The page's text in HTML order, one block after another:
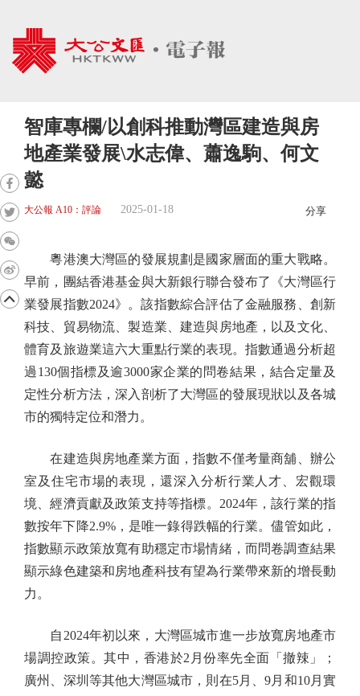
智庫專欄/以創科推動灣區建造與房
地產業發展\水志偉、蕭逸駒、何文
懿
大公報 A10：評論 2025-01-18 分享
粵港澳大灣區的發展規劃是國家層面的重大戰略。
早前，團結香港基金與大新銀行聯合發布了《大灣區行
業發展指數2024》。該指數綜合評估了金融服務、創新
科技、貿易物流、製造業、建造與房地產，以及文化、
體育及旅遊業這六大重點行業的表現。指數通過分析超
過130個指標及逾3000家企業的問卷結果，結合定量及
定性分析方法，深入剖析了大灣區的發展現狀以及各城
市的獨特定位和潛力。
在建造與房地產業方面，指數不僅考量商舖、辦公
室及住宅市場的表現，還深入分析行業人才、宏觀環
境、經濟貢獻及政策支持等指標。2024年，該行業的指
數按年下降2.9%，是唯一錄得跌幅的行業。儘管如此，
指數顯示政策放寬有助穩定市場情緒，而問卷調查結果
顯示綠色建築和房地產科技有望為行業帶來新的增長動
力。
自2024年初以來，大灣區城市進一步放寬房地產市
場調控政策。其中，香港於2月份率先全面「撤辣」；
廣州、深圳等其他大灣區城市，則在5月、9月和10月實